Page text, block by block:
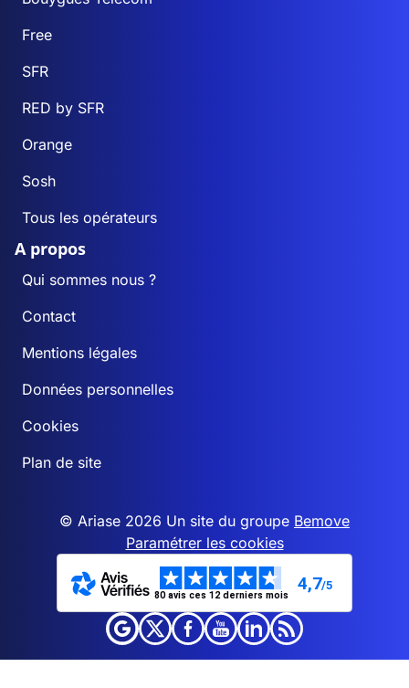
Free
SFR
RED by SFR
Orange
Sosh
Tous les opérateurs
A propos
Qui sommes nous ?
Contact
Mentions légales
Données personnelles
Cookies
Plan de site
© Ariase 2026 Un site du groupe Bemove
Paramétrer les cookies
80 avis ces 12 derniers mois
4,7/5